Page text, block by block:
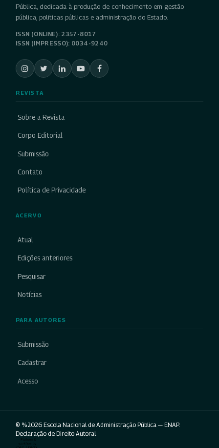
Pública, dedicada à produção de conhecimento em gestão
pública, políticas públicas e administração do Estado.
ISSN (ONLINE): 2357-8017
ISSN (IMPRESSO): 0034-9240
REVISTA
Sobre a Revista
Corpo Editorial
Submissão
Contato
Política de Privacidade
ACERVO
Atual
Edições anteriores
Pesquisar
Notícias
PARA AUTORES
Submissão
Cadastrar
Acesso
© %2026 Escola Nacional de Administração Pública — ENAP.
Declaração de Direito Autoral